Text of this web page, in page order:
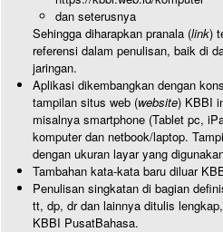
dan seterusnya
Sehingga diharapkan pranala (link)
referensi dalam penulisan, baik di
jaringan.
Aplikasi dikembangkan dengan
tampilan situs web (website) KBBI
misalnya smartphone (Tablet pc,
komputer dan netbook/laptop.
dengan ukuran layar yang
Tambahan kata-kata baru diluar
Penulisan singkatan di bagian
tt, dp, dr dan lainnya ditulis
KBBI PusatBahasa.